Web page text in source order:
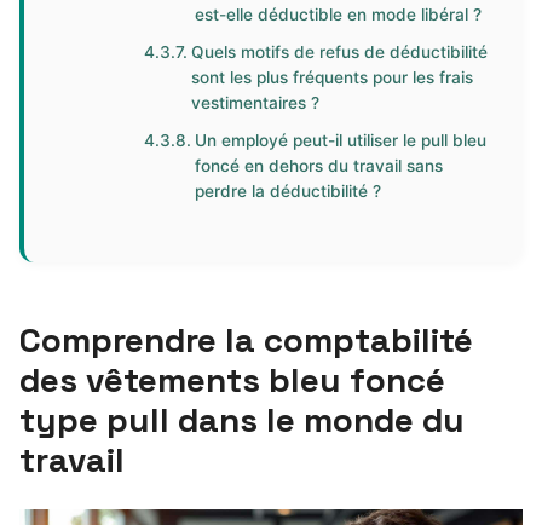
est-elle déductible en mode libéral ?
Quels motifs de refus de déductibilité
sont les plus fréquents pour les frais
vestimentaires ?
Un employé peut-il utiliser le pull bleu
foncé en dehors du travail sans
perdre la déductibilité ?
Comprendre la comptabilité
des vêtements bleu foncé
type pull dans le monde du
travail